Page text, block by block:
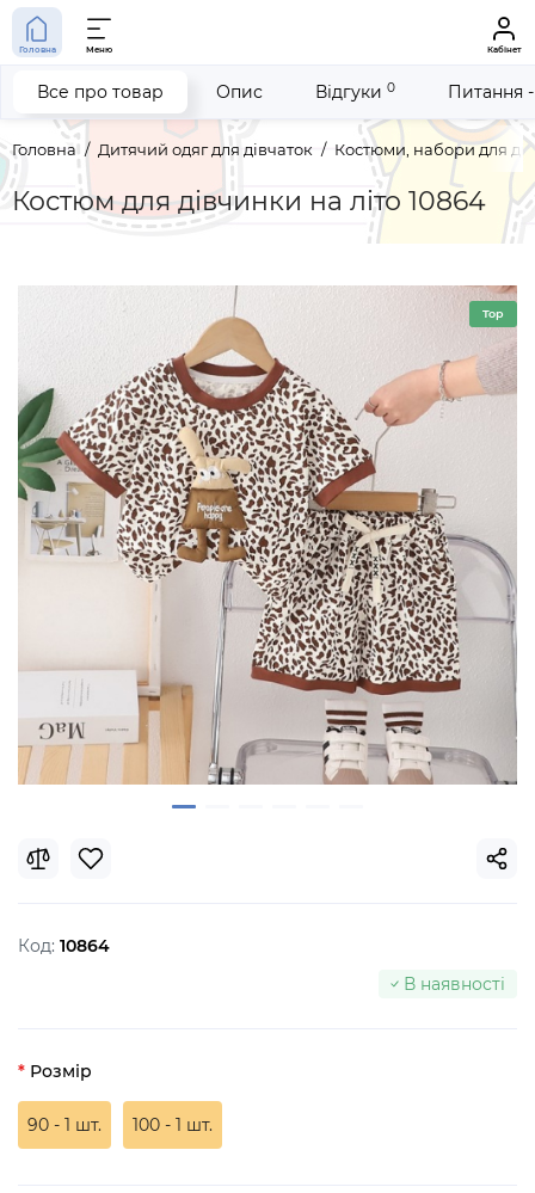
Головна Меню Кабінет
Головна Дитячий одяг для дівчаток Костюми, набори для
Костюм для дівчинки на літо 10864
Все про товар Опис Відгуки 0 Питання
Top
Код: 10864
В наявності
Розмір
90 - 1 шт. 100 - 1 шт.